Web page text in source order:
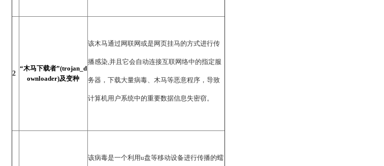
2
“木马下载者”(trojan_d
ownloader)及变种
该木马通过网联网或是网页挂马的方式进行传
播感染,并且它会自动连接互联网络中的指定服
务器，下载大量病毒、木马等恶意程序，导致
计算机用户系统中的重要数据信息失密窃。
该病毒是一个利用u盘等移动设备进行传播的蠕